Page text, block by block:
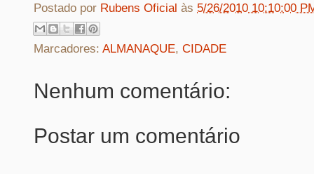
Postado por Rubens Oficial às 5/26/2010 10:10:00
Marcadores: ALMANAQUE, CIDADE
Nenhum comentário:
Postar um comentário